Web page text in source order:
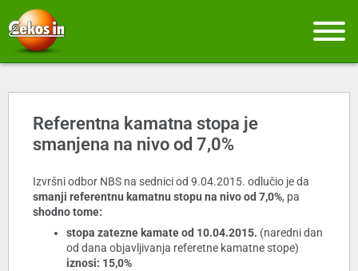
Referentna kamatna stopa je
smanjena na nivo od 7,0%
Izvršni odbor NBS na sednici od 9.04.2015. odlučio je da
smanji referentnu kamatnu stopu na nivo od 7,0%, pa
shodno tome:
stopa zatezne kamate od 10.04.2015. (naredni dan
od dana objavljivanja referetne kamatne stope)
iznosi: 15,0%